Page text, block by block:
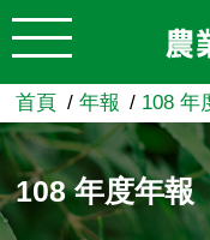
跳到主要內容
農業知識
首頁 年報 108 年
108 年度年報